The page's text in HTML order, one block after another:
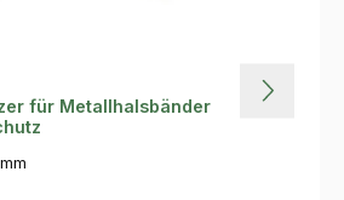
für Metallhalsbänder